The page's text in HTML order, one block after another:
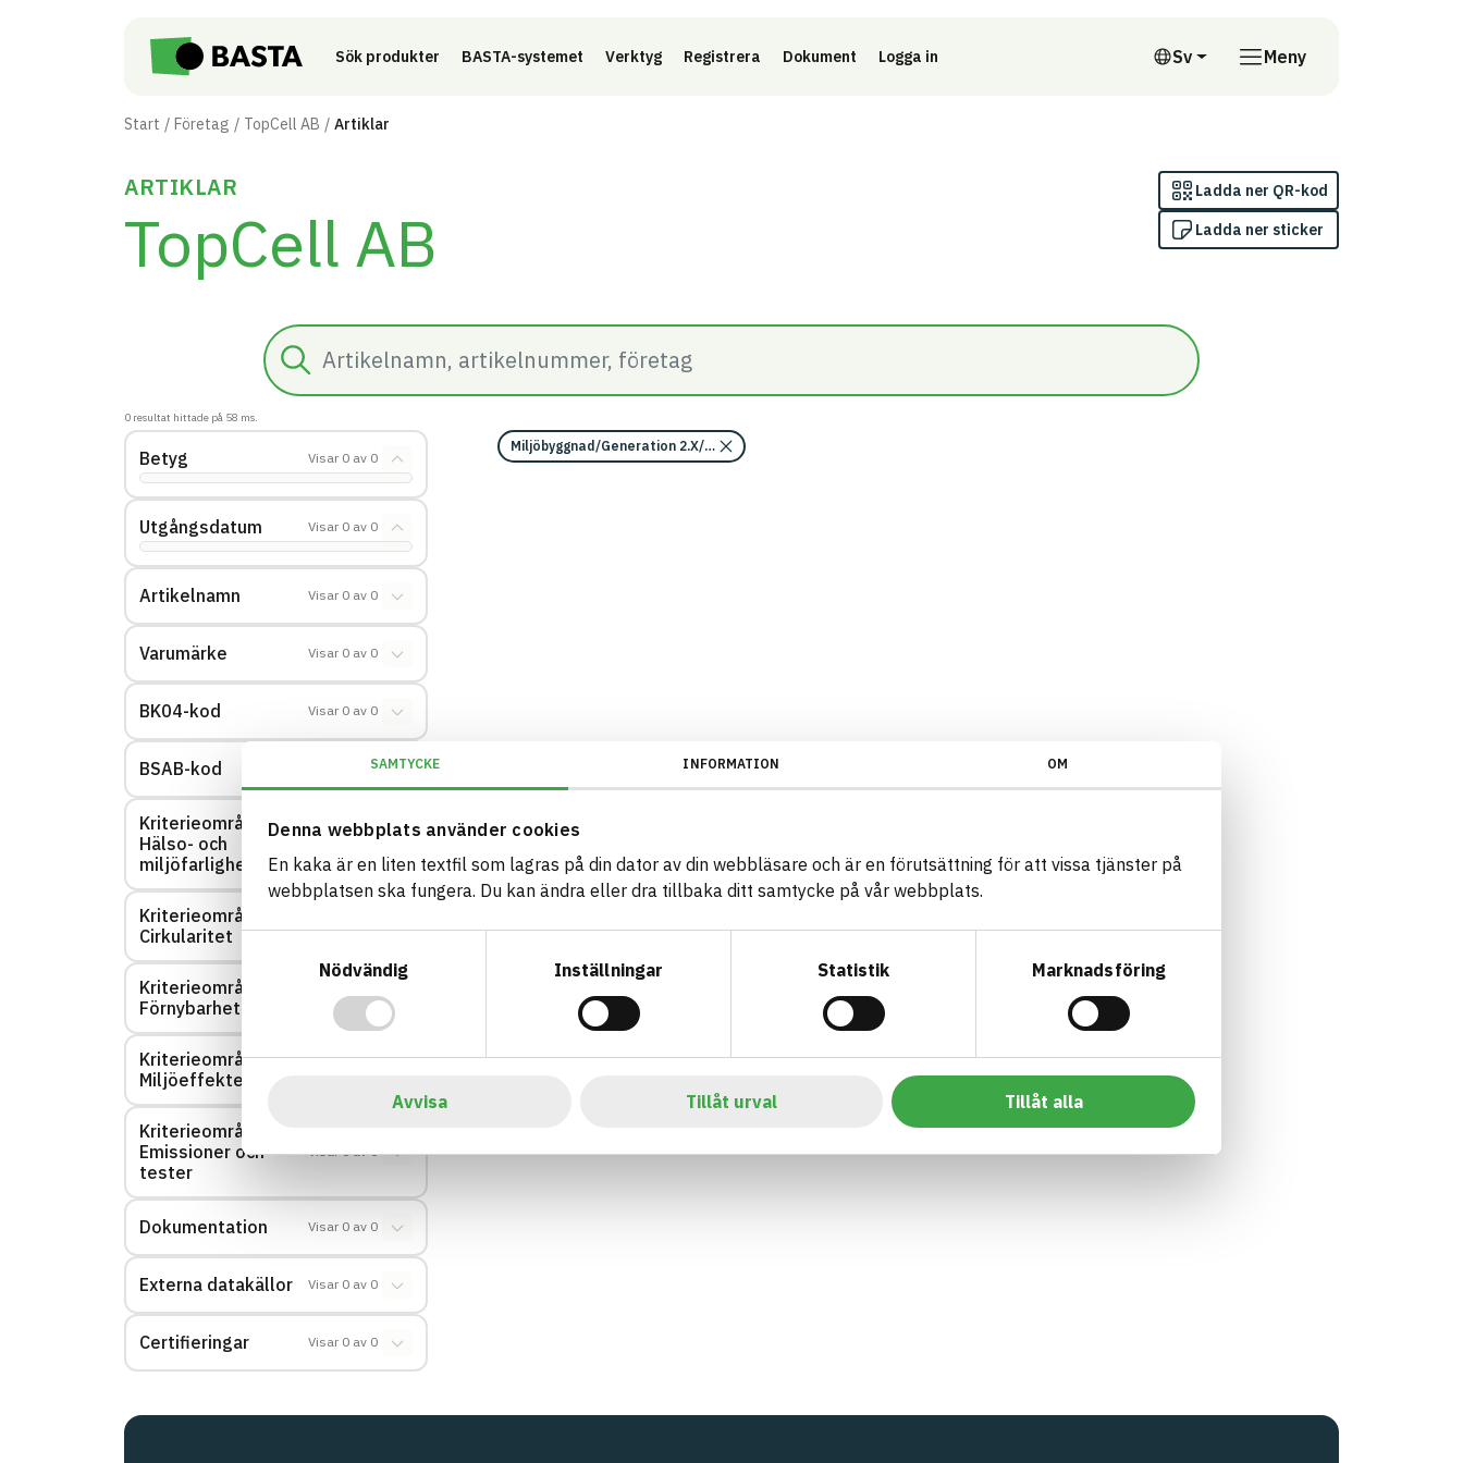
SAMTYCKE INFORMATION OM
Denna webbplats använder cookies
En kaka är en liten textfil som lagras på din dator av din webbläsare och är en förutsättning för att vissa tjänster på
webbplatsen ska fungera. Du kan ändra eller dra tillbaka ditt samtycke på vår webbplats.
Nödvändig
Inställningar Statistik Marknadsföring
Avvisa Tillåt urval Tillåt alla
Sök produkter BASTA-systemet Verktyg Registrera Dokument Logga in Sv
Svenska
Meny
Start Företag TopCell AB Artiklar
ARTIKLAR
TopCell AB
Ladda ner QR-kod
Ladda ner sticker
Sök
0 resultat hittade på 58 ms.
Betyg Visar 0 av 0
Utgångsdatum Visar 0 av 0
Artikelnamn Visar 0 av 0
Varumärke Visar 0 av 0
BK04-kod Visar 0 av 0
BSAB-kod 0
Kriterieområde:
Hälso- och
miljöfarlighet
0
Kriterieområde:
Cirkularitet
Kriterieområde:
Förnybarhet
0 av 0
Kriterieområde:
Miljöeffekter – EPD
Kriterieområde:
Emissioner och
tester
Visar 0 av 0
Dokumentation Visar 0 av 0
Externa datakällor Visar 0 av 0
Certifieringar Visar 0 av 0
Miljöbyggnad/Generation 2.X/Indikator 14 - Dokumentation av byggvaror/Omfattas av indikatorn